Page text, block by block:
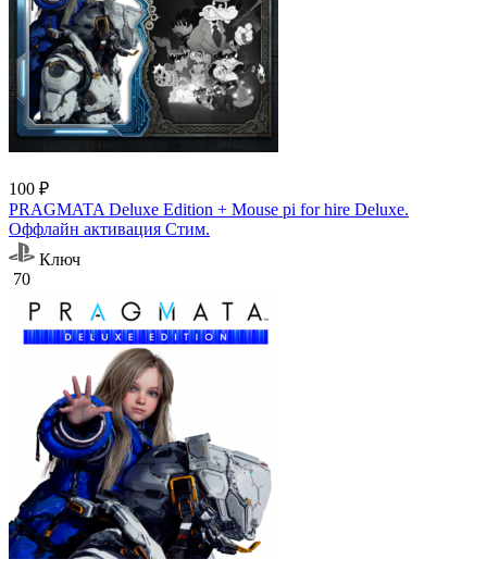
100 ₽
PRAGMATA Deluxe Edition + Mouse pi for hire Deluxe.
Оффлайн активация Cтим.
Ключ
70